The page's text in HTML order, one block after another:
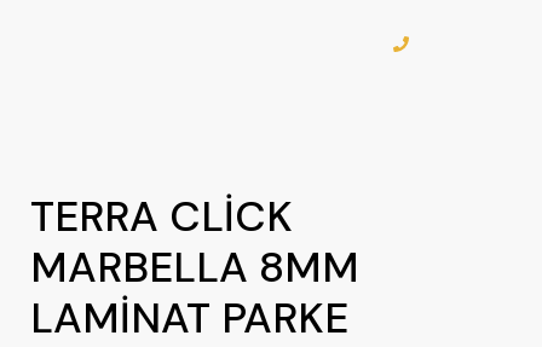
TERRA CLİCK
MARBELLA 8MM
LAMİNAT PARKE